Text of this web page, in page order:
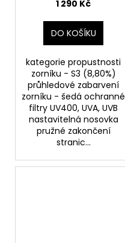
1 290 Kč
DO KOŠÍKU
kategorie propustnosti
zorníku - S3 (8,80%)
průhledové zabarvení
zorníku - šedá ochranné
filtry UV400, UVA, UVB
nastavitelná nosovka
pružné zakončení
stranic...